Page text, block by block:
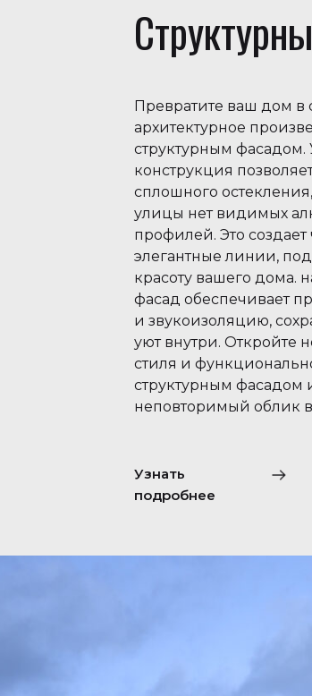
Узнать
подробнее
Превратите ваш дом в
архитектурное
структурным фасадом.
конструкция
сплошного
улицы нет видимых
профилей. Это создает
элегантные линии,
красоту вашего дома.
фасад обеспечивает
и звукоизоляцию,
уют внутри. Откройте
стиля и
структурным фасадом
неповторимый облик